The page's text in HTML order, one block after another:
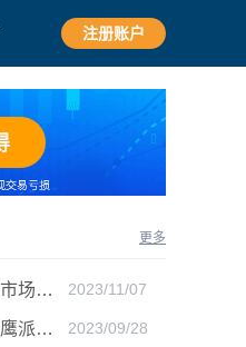
注册账户
更多
AvaTrade：劳动力市场宽松，黄金下跌 2023/11/07
AvaTrade：美联储鹰派言论，黄金价格小幅度波动 2023/09/28